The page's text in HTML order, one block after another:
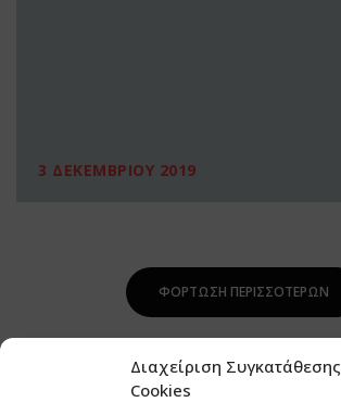
Διαχείριση Συγκατάθεσης
Cookies
3 ΔΕΚΕΜΒΡΙΟΥ 2019
ΦΌΡΤΩΣΗ ΠΕΡΙΣΣΌΤΕΡΩΝ